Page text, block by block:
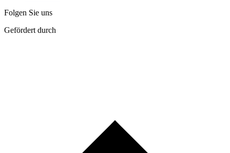
Folgen Sie uns
Gefördert durch